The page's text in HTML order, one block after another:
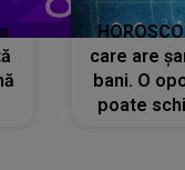
care are
bani. O
poate